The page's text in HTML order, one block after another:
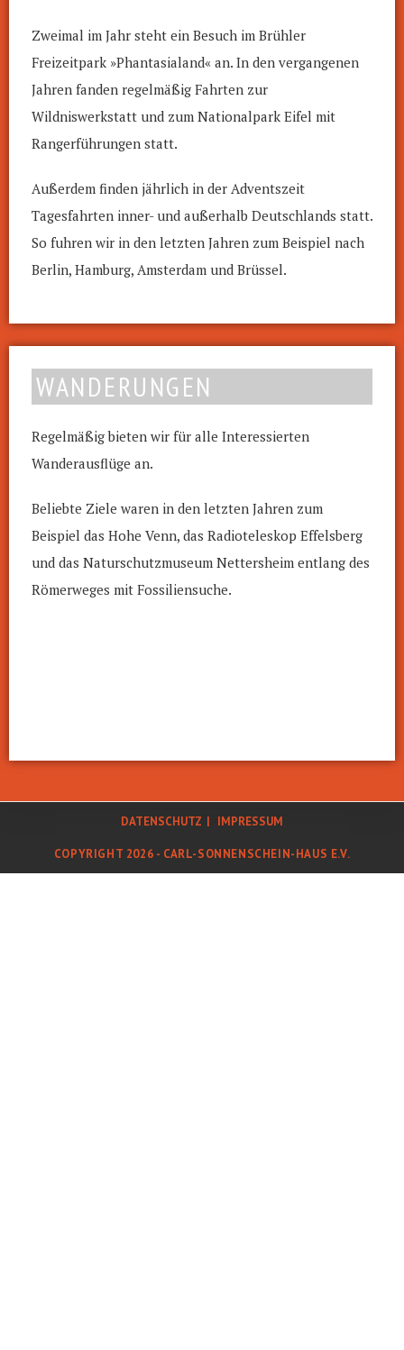
Zweimal im Jahr steht ein Besuch im Brühler
Freizeitpark »Phantasialand« an. In den vergangenen
Jahren fanden regelmäßig Fahrten zur
Wildniswerkstatt und zum Nationalpark Eifel mit
Rangerführungen statt.
Außerdem finden jährlich in der Adventszeit
Tagesfahrten inner- und außerhalb Deutschlands statt.
So fuhren wir in den letzten Jahren zum Beispiel nach
Berlin, Hamburg, Amsterdam und Brüssel.
WANDERUNGEN
Regelmäßig bieten wir für alle Interessierten
Wanderausflüge an.
Beliebte Ziele waren in den letzten Jahren zum
Beispiel das Hohe Venn, das Radioteleskop Effelsberg
und das Naturschutzmuseum Nettersheim entlang des
Römerweges mit Fossiliensuche.
DATENSCHUTZ IMPRESSUM
COPYRIGHT 2026 - CARL-SONNENSCHEIN-HAUS E.V.